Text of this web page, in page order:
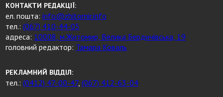
КОНТАКТИ РЕДАКЦІЇ:
ел. пошта:info@zhitomir.info
тел.:(067) 410-44-05
адреса: 10008, м.Житомир, Велика Бердичівська, 19
головний редактор: Тамара Коваль
РЕКЛАМНИЙ ВІДДІЛ:
тел.:(0412) 47-00-47,(067) 412-63-04